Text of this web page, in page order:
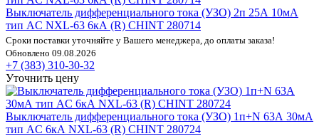
Выключатель дифференциального тока (УЗО) 2п 25А 10мА
тип AC NXL-63 6кА (R) CHINT 280714
Сроки поставки уточняйте у Вашего менеджера, до оплаты заказа!
Обновлено 09.08.2026
+7 (383) 310-30-32
Уточнить цену
Выключатель дифференциального тока (УЗО) 1п+N 63А 30мА
тип AC 6кА NXL-63 (R) CHINT 280724